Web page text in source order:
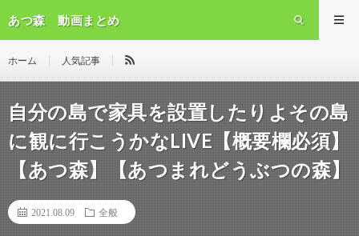
あつ森 動画まとめ
ホーム 人気記事
自分の島で家具を設置したりよその島
に観に行こうかなLIVE【概要欄必須】
【あつ森】【あつまれどうぶつの森】
2021.08.09 全般